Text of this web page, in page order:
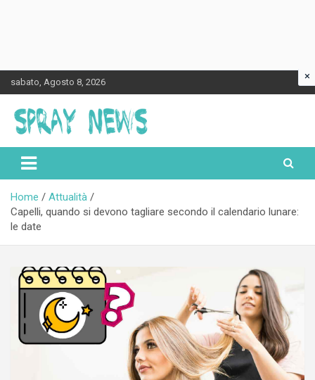
to
content
sabato, Agosto 8, 2026
Spraynews.it
Home
Attualità
Capelli, quando si devono tagliare secondo il calendario lunare:
le date
×